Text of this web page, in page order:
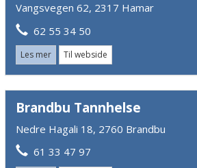
Vangsvegen 62, 2317 Hamar
62 55 34 50
Les mer Til webside
Brandbu Tannhelse
Nedre Hagali 18, 2760 Brandbu
61 33 47 97